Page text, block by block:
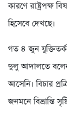
কারণে রাষ্ট্রপক্ষ
হিসেবে দেখছে।
গত ৪ জুন
দুলু আদালতে
আসেনি। বিচার
জনমনে বিভ্রান্তি